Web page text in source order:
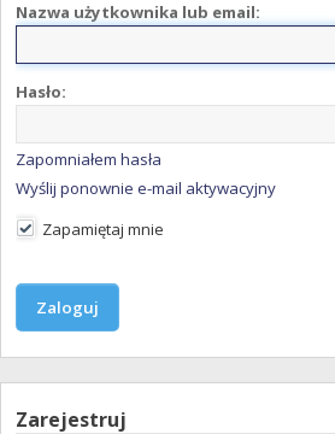
Nazwa użytkownika lub email:
Hasło:
Zapomniałem hasła
Wyślij ponownie e-mail aktywacyjny
Zapamiętaj mnie
Zarejestruj